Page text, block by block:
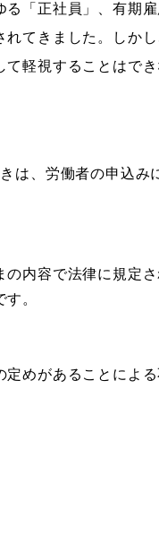
「正社員」、有期
てきました。しか
軽視することはでき
は、労働者の申込み
内容で法律に規定
。
めがあることによ